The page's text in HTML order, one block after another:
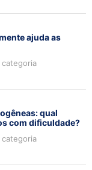
ajuda as
categoria
qual
com dificuldade?
categoria